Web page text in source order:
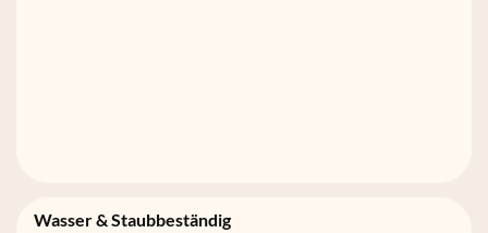
Wasser & Staubbeständig